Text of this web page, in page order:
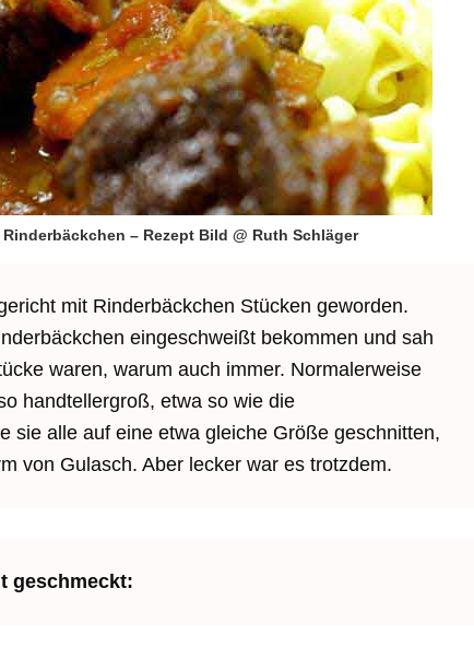
– Rezept Bild @ Ruth Schläger
mit Rinderbäckchen Stücken geworden.
eingeschweißt bekommen und sah
waren, warum auch immer. Normalerweise
handtellergroß, etwa so wie die
sie alle auf eine etwa gleiche Größe geschnitten,
von Gulasch. Aber lecker war es trotzdem.
geschmeckt: